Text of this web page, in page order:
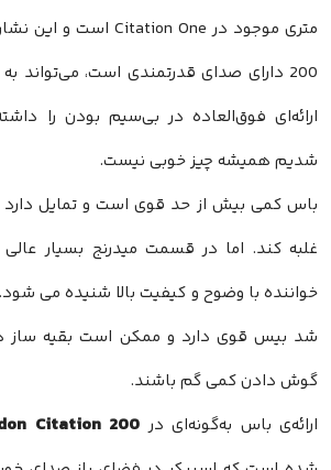
200 دارای صدای قدرتمندی است، می‌تواند
ارائه‌ای فوق‌العاده در بی‌سیم بودن را
شدیم همیشه چیز خوبی نیست.
گوش دادن کمی گم باشند.
ارائه‌ی باس به‌گونه‌ای در Citation 200